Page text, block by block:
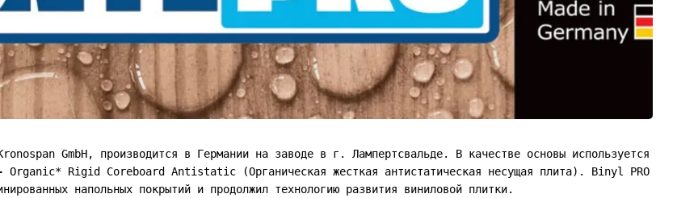
GmbH, производится в Германии на заводе в г. Лампертсвальде. В качестве основы используется
Organic* Rigid Coreboard Antistatic (Органическая жесткая антистатическая несущая плита). Binyl PRO
напольных покрытий и продолжил технологию развития виниловой плитки.